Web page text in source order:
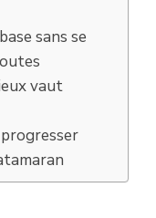
sans se
vaut